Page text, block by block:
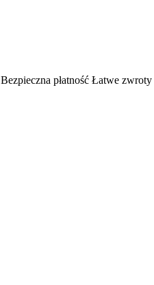
Bezpieczna płatność Łatwe zwroty